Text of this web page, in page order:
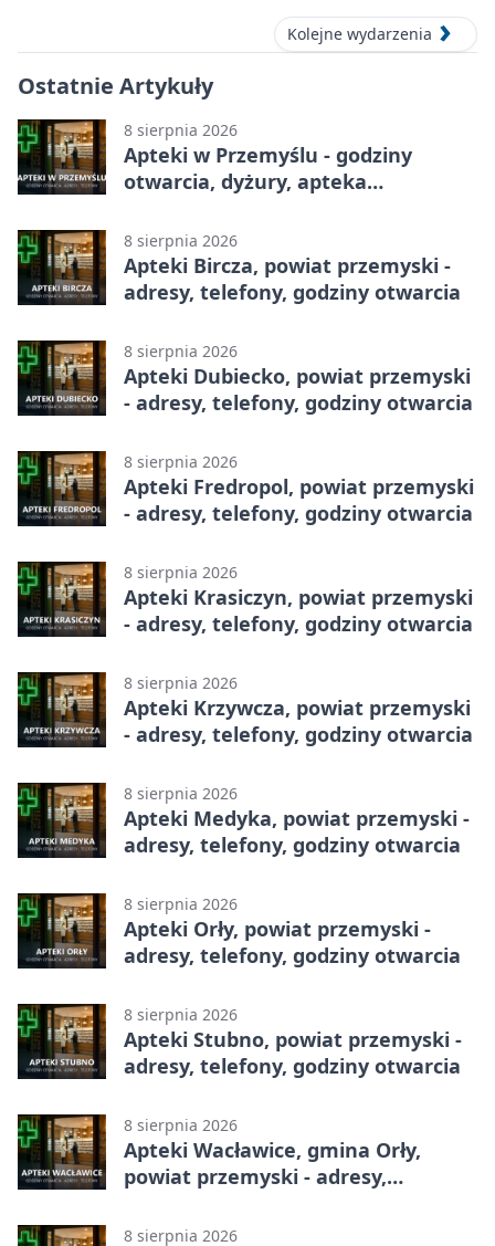
Kolejne wydarzenia
Ostatnie Artykuły
8 sierpnia 2026
Apteki w Przemyślu - godziny
otwarcia, dyżury, apteka
8 sierpnia 2026
Apteki Bircza, powiat przemyski -
adresy, telefony, godziny otwarcia
8 sierpnia 2026
Apteki Dubiecko, powiat przemyski
- adresy, telefony, godziny otwarcia
8 sierpnia 2026
Apteki Fredropol, powiat przemyski
- adresy, telefony, godziny otwarcia
8 sierpnia 2026
Apteki Krasiczyn, powiat przemyski
- adresy, telefony, godziny otwarcia
8 sierpnia 2026
Apteki Krzywcza, powiat przemyski
- adresy, telefony, godziny otwarcia
8 sierpnia 2026
Apteki Medyka, powiat przemyski -
adresy, telefony, godziny otwarcia
8 sierpnia 2026
Apteki Orły, powiat przemyski -
adresy, telefony, godziny otwarcia
8 sierpnia 2026
Apteki Stubno, powiat przemyski -
adresy, telefony, godziny otwarcia
8 sierpnia 2026
Apteki Wacławice, gmina Orły,
powiat przemyski - adresy,
8 sierpnia 2026